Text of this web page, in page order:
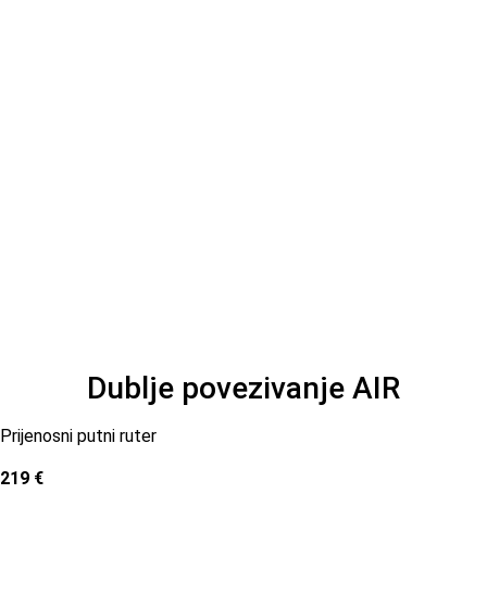
Dublje povezivanje AIR
Prijenosni putni ruter
219 €